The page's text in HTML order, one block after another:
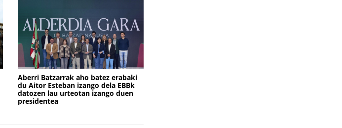
Aberri Batzarrak aho batez erabaki
du Aitor Esteban izango dela EBBk
datozen lau urteotan izango duen
presidentea